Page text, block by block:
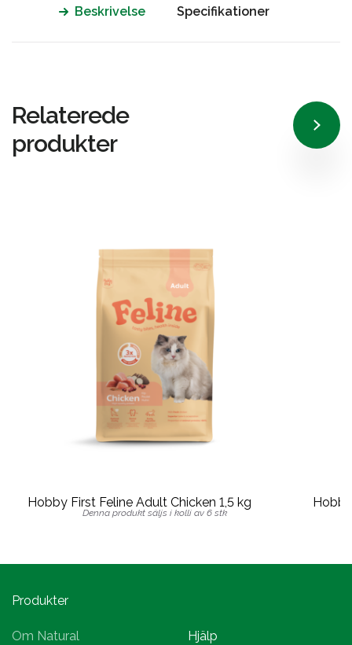
Beskrivelse Specifikationer
Relaterede
produkter
Hobby First Feline Adult Chicken 1,5 kg
Denna produkt säljs i kolli av 6 stk
Produkter
Om Natural
Hjälp